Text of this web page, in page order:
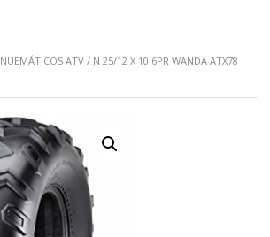
NUEMÁTICOS ATV / N 25/12 X 10 6PR WANDA ATX78